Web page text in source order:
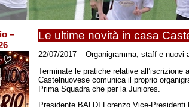
–
Le ultime novità in casa
22/07/2017 – Organigramma, staff e nuovi
Terminate le pratiche relative all’iscrizione
Castelnuovese comunica il proprio
Prima Squadra che per la Juniores.
Presidente BALDI Lorenzo Vice-